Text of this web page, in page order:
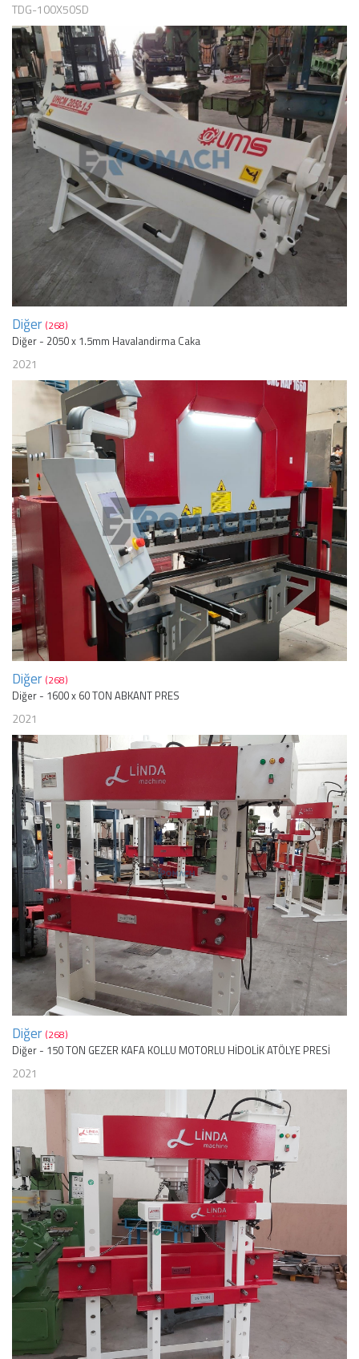
TDG-100X50SD
Diğer (268)
Diğer - 2050 x 1.5mm Havalandirma Caka
2021
Diğer (268)
Diğer - 1600 x 60 TON ABKANT PRES
2021
Diğer (268)
Diğer - 150 TON GEZER KAFA KOLLU MOTORLU HİDOLİK ATÖLYE PRESİ
2021